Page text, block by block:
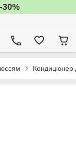
Кондиціонер